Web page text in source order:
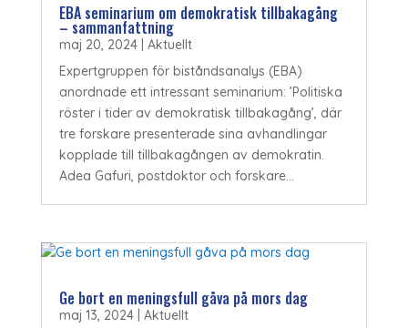
EBA seminarium om demokratisk tillbakagång
– sammanfattning
maj 20, 2024| Aktuellt
Expertgruppen för biståndsanalys (EBA)
anordnade ett intressant seminarium: ’Politiska
röster i tider av demokratisk tillbakagång’, där
tre forskare presenterade sina avhandlingar
kopplade till tillbakagången av demokratin.
Adea Gafuri, postdoktor och forskare...
Ge bort en meningsfull gåva på mors dag
maj 13, 2024| Aktuellt